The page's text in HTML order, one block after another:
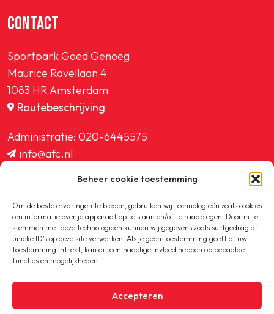
Beheer cookie toestemming
Om de beste ervaringen te bieden, gebruiken wij technologieën zoals cookies
om informatie over je apparaat op te slaan en/of te raadplegen. Door in te
stemmen met deze technologieën kunnen wij gegevens zoals surfgedrag of
unieke ID's op deze site verwerken. Als je geen toestemming geeft of uw
toestemming intrekt, kan dit een nadelige invloed hebben op bepaalde
functies en mogelijkheden.
Accepteren
CONTACT
Sportpark Goed Genoeg
Maurice Ravellaan 4
1083 HR Amsterdam
Routebeschrijving
Administratie: 020-6445575
info@afc.nl
ledenadministratie@afc.nl
Copyright © 2020-2026 AFC